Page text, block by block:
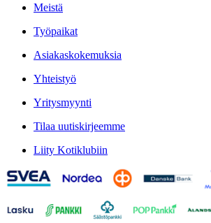
Meistä
Työpaikat
Asiakaskokemuksia
Yhteistyö
Yritysmyynti
Tilaa uutiskirjeemme
Liity Kotiklubiin